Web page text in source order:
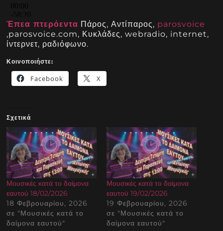
Έπεα πτερόεντα Πάρος, Αντίπαρος, parosvoice
,parosvoice.com, Κυκλάδες, webradio, internet,
ίντερνετ, ραδιόφωνο.
Κοινοποιήστε:
Facebook X
Σχετικά
Μουσικές κατά το δαίμονα
εαυτού 18/02/2026
18 Φεβρουαρίου, 2026
σε "Μουσικές κατά το
δαίμονα εαυτού"
Μουσικές κατά το δαίμονα
εαυτού 19/02/2026
19 Φεβρουαρίου, 2026
σε "Μουσικές κατά το
δαίμονα εαυτού"